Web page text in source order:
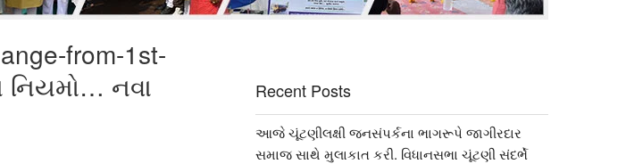
from-1st-
નિયમો… નવા
Recent Posts
આજે ચૂંટણીલક્ષી જનસંપર્કના ભાગરૂપે જાગીરદાર
સમાજ સાથે મુલાકાત કરી. વિધાનસભા ચૂંટણી સંદર્ભે